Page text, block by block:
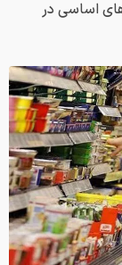
اساسی در